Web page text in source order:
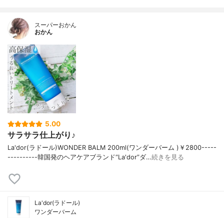
スーパーおかん
おかん
5.00
サラサラ仕上がり♪
La'dor(ラドール)WONDER BALM 200ml(ワンダーバーム )￥2800-----
----------韓国発のヘアケアブランド“La'dor”ダ…続きを見る
La'dor(ラドール)
ワンダーバーム